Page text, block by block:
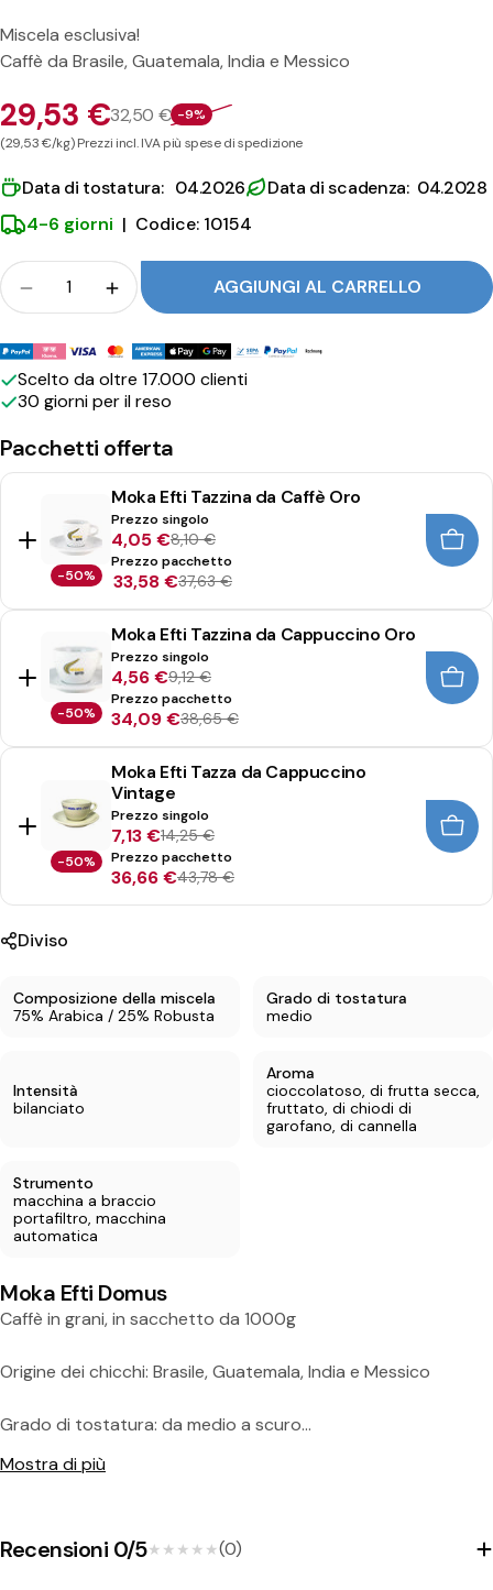
Miscela esclusiva!
Caffè da Brasile, Guatemala, India e Messico
29,53 €32,50 € -9%
(29,53 €/kg) Prezzi incl. IVA più spese di spedizione
Data di tostatura: 04.2026
Data di scadenza: 04.2028
4-6 giorni | Codice: 10154
Folla
Quantità per Moka Efti Domus ridurre
Quantità per Moka Efti Domus aumento
AGGIUNGI AL CARRELLO
Metodi
di
pagamento
Scelto da oltre 17.000 clienti
30 giorni per il reso
Pacchetti offerta
-50%
Moka Efti Tazzina da Caffè Oro
Prezzo singolo
4,05 €8,10 €
Prezzo pacchetto
37,63 €
33,58 €
-50%
Moka Efti Tazzina da Cappuccino Oro
Prezzo singolo
4,56 €9,12 €
Prezzo pacchetto
38,65 €
34,09 €
-50%
Moka Efti Tazza da Cappuccino
Vintage
Prezzo singolo
7,13 €14,25 €
Prezzo pacchetto
43,78 €
36,66 €
Diviso
Composizione della miscela
75% Arabica / 25% Robusta
Grado di tostatura
medio
Intensità
bilanciato
Aroma
cioccolatoso, di frutta secca,
fruttato, di chiodi di
garofano, di cannella
Strumento
macchina a braccio
portafiltro, macchina
automatica
Moka Efti Domus
Caffè in grani, in sacchetto da 1000g
Origine dei chicchi: Brasile, Guatemala, India e Messico
Grado di tostatura: da medio a scuro
Con Domus, Moka Efti presenta una sapiente miscela dei
Robusta, in particolare, conferiscono a questa miscela
Mostra di più
Recensioni 0/5★★★★★
★★★★★(0)